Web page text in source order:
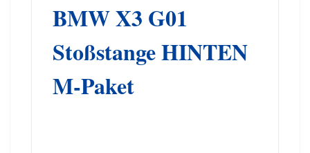
BMW X3 G01
Stoßstange HINTEN
M-Paket